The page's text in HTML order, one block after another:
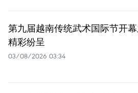
第九届越南传统武术国际节开
精彩纷呈
03/08/2026 03:34